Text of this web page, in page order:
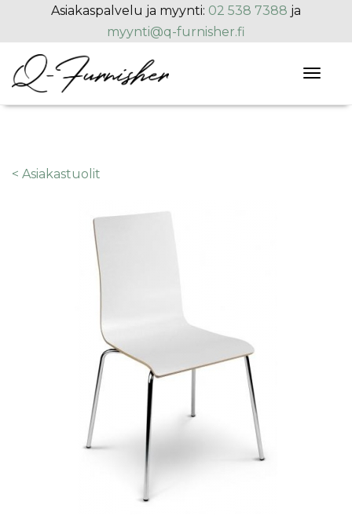
Hyppää pääsisältöön
Asiakaspalvelu ja myynti: 02 538 7388 ja
myynti@q-furnisher.fi
< Asiakastuolit